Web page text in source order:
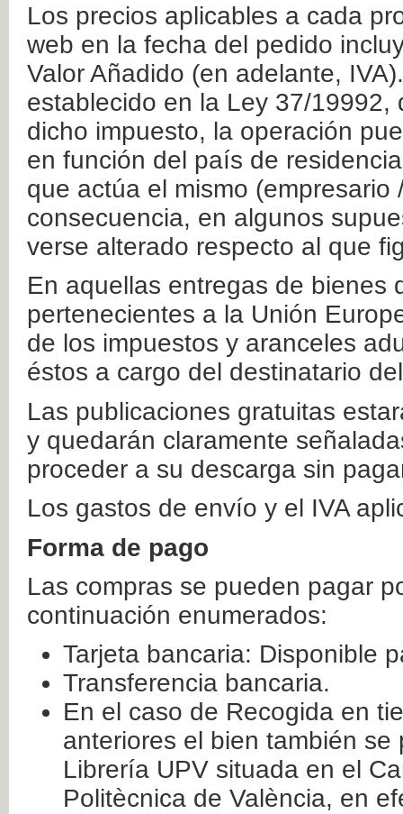
Los precios aplicables a cada
web en la fecha del pedido
Valor Añadido (en adelante,
establecido en la Ley 37/
dicho impuesto, la operación
en función del país de
que actúa el mismo
consecuencia, en algunos
verse alterado respecto al que
En aquellas entregas de bienes
pertenecientes a la Unión
de los impuestos y aranceles
éstos a cargo del destinatario
Las publicaciones gratuitas
y quedarán claramente
proceder a su descarga sin
Los gastos de envío y el IVA
Forma de pago
Las compras se pueden pagar
continuación enumerados:
Tarjeta bancaria: Disponible
Transferencia bancaria.
En el caso de Recogida en
anteriores el bien también
Librería UPV situada en el
Politècnica de València, en